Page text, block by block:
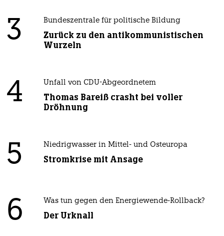
3 Bundeszentrale für politische Bildung
Zurück zu den antikommunistischen
Wurzeln
4 Unfall von CDU-Abgeordnetem
Thomas Bareiß crasht bei voller
Dröhnung
5 Niedrigwasser in Mittel- und Osteuropa
Stromkrise mit Ansage
6 Was tun gegen den Energiewende-Rollback?
Der Urknall